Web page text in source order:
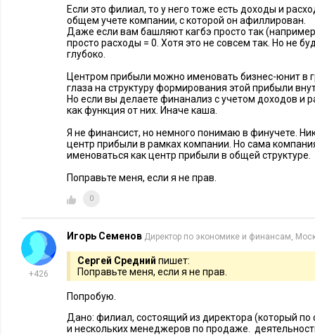
Если это филиал, то у него тоже есть доходы и
общем учете компании, с которой он афиллирован.
Даже если вам башляют кагбэ просто так
просто расходы = 0. Хотя это не совсем так. Но не
глубоко.
Центром прибыли можно именовать бизнес-юнит в
глаза на структуру формирования этой прибыли
Но если вы делаете финанализ с учетом доходов и
как функция от них. Иначе каша.
Я не финансист, но немного понимаю в финучете.
центр прибыли в рамках компании. Но сама
именоваться как центр прибыли в общей структуре.
Поправьте меня, если я не прав.
0
+426
Игорь Семенов Директор по экономике и финансам,
Сергей Средний пишет:
Поправьте меня, если я не прав.
Попробую.
Дано: филиал, состоящий из директора (который
и нескольких менеджеров по продаже.